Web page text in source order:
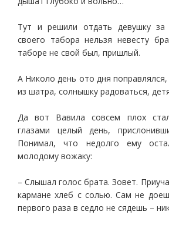
Тут и решили отдать девушку
своего табора нельзя невесту
таборе не свой был, пришлый.
А Николо день ото дня
из шатра, солнышку радоваться,
Да вот Вавила совсем плох
глазами целый день,
Понимал, что недолго ему
молодому вожаку:
– Слышал голос брата. Зовет.
кармане хлеб с солью. Сам не
первого раза в седло не сядешь –